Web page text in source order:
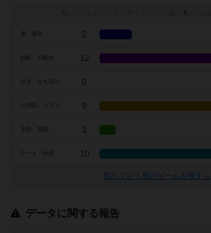
※
2
戦略・判断力 12
0
9
1
アート・外見 10
似たプレイ感のゲームを探す→
データに関する報告